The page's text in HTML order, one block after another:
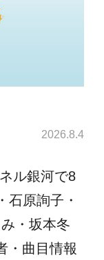
2026.8.4
ル銀河で8
原詢子・
・坂本冬
・曲目情報